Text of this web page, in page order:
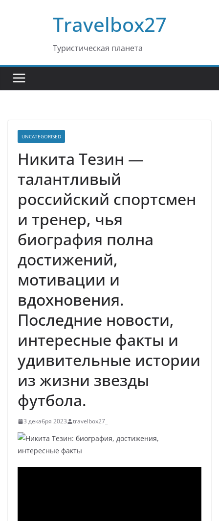
Travelbox27
Туристическая планета
UNCATEGORISED
Никита Тезин —
талантливый
российский спортсмен
и тренер, чья
биография полна
достижений,
мотивации и
вдохновения.
Последние новости,
интересные факты и
удивительные истории
из жизни звезды
футбола.
3 декабря 2023 travelbox27_